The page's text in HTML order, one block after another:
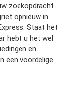
zoekopdracht
opnieuw in
Staat het
hebt u het wel
en
een voordelige